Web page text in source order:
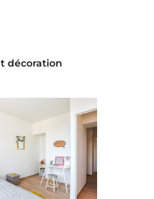
décoration